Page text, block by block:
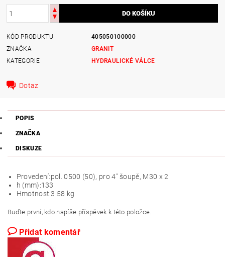
KÓD PRODUKTU
405050100000
ZNAČKA
GRANIT
KATEGORIE
HYDRAULICKÉ VÁLCE
Dotaz
POPIS
ZNAČKA
DISKUZE
Provedení:pol. 0500 (50), pro 4" šoupě, M30 x 2
h (mm):133
Hmotnost:3.58 kg
Buďte první, kdo napíše příspěvek k této položce.
Přidat komentář